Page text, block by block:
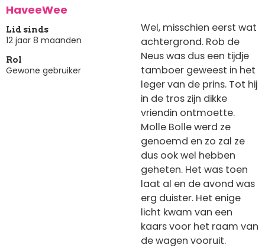
HaveeWee
Lid sinds
12 jaar 8 maanden
Rol
Gewone gebruiker
Wel, misschien eerst wat
achtergrond. Rob de
Neus was dus een tijdje
tamboer geweest in het
leger van de prins. Tot hij
in de tros zijn dikke
vriendin ontmoette.
Molle Bolle werd ze
genoemd en zo zal ze
dus ook wel hebben
geheten. Het was toen
laat al en de avond was
erg duister. Het enige
licht kwam van een
kaars voor het raam van
de wagen vooruit.